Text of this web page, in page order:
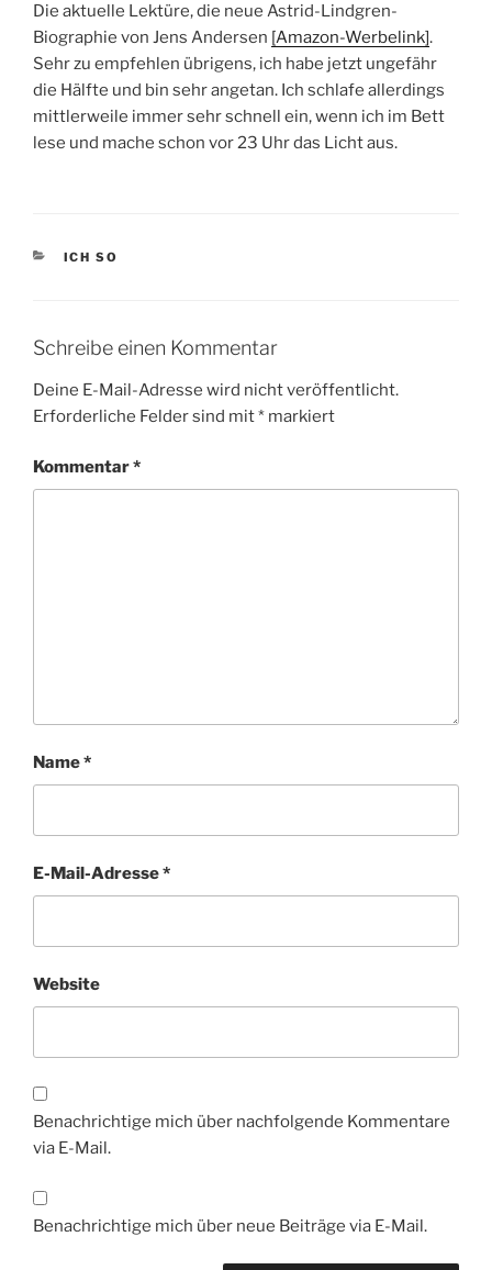
Die aktuelle Lektüre, die neue Astrid-Lindgren-
Biographie von Jens Andersen [Amazon-Werbelink].
Sehr zu empfehlen übrigens, ich habe jetzt ungefähr
die Hälfte und bin sehr angetan. Ich schlafe allerdings
mittlerweile immer sehr schnell ein, wenn ich im Bett
lese und mache schon vor 23 Uhr das Licht aus.
KATEGORIEN
ICH SO
Schreibe einen Kommentar
Deine E-Mail-Adresse wird nicht veröffentlicht.
Erforderliche Felder sind mit* markiert
Kommentar*
Name*
E-Mail-Adresse*
Website
Benachrichtige mich über nachfolgende Kommentare
via E-Mail.
Benachrichtige mich über neue Beiträge via E-Mail.